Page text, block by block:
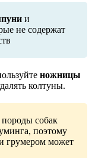
и
не содержат
ножницы
колтуны.
собак
поэтому
грумером может